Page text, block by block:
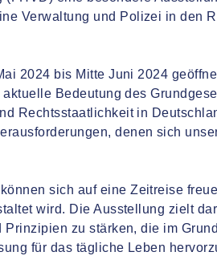
Verwaltung und Polizei in den
2024 bis Mitte Juni 2024
Bedeutung des
Rechtsstaatlichkeit in
denen sich
sich auf eine Zeitreise
wird. Die Ausstellung zielt
Prinzipien zu stärken, die im
für das tägliche Leben